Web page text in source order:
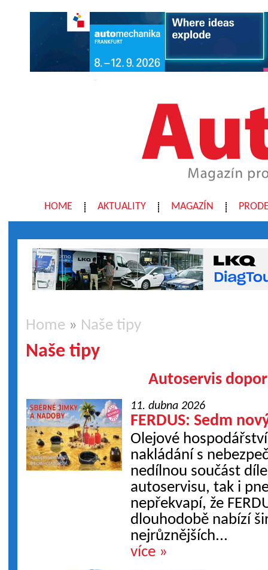
HOME AKTUALITY MAGAZÍN
Home » Naše tipy
Naše tipy
Autoservis
11. dubna 2026
FERDUS: Sedm
Olejové
nakládání s
nedílnou součást
autoservisu, tak i
nepřekvapí, že
dlouhodobě nabízí
nejrůznějších...
více »